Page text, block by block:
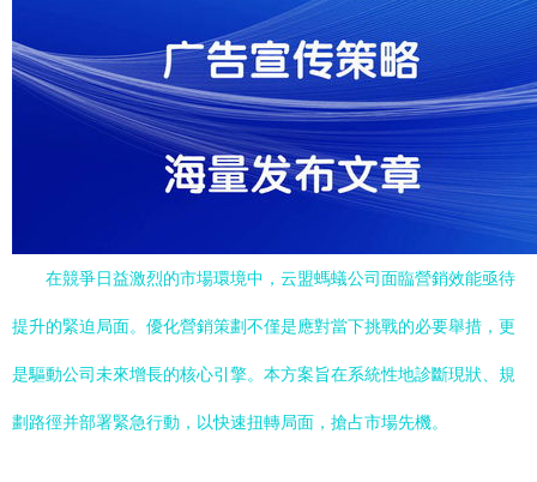
在競爭日益激烈的市場環境中，云盟螞蟻公司面臨營銷效能亟待
提升的緊迫局面。優化營銷策劃不僅是應對當下挑戰的必要舉措，更
是驅動公司未來增長的核心引擎。本方案旨在系統性地診斷現狀、規
劃路徑并部署緊急行動，以快速扭轉局面，搶占市場先機。